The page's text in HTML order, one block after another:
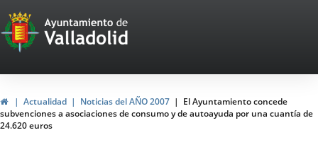
Portal
Web
del
Ayuntamiento
de
HomeActualidad Noticias del AÑO 2007
El Ayuntamiento concede
subvenciones a asociaciones de consumo y de autoayuda por una cuantía de
24.620 euros